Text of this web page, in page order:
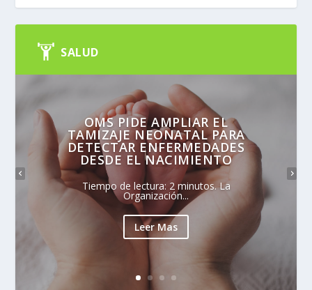
SALUD
OMS PIDE AMPLIAR EL
TAMIZAJE NEONATAL PARA
DETECTAR ENFERMEDADES
DESDE EL NACIMIENTO
Tiempo de lectura: 2 minutos. La
Organización...
Leer Mas